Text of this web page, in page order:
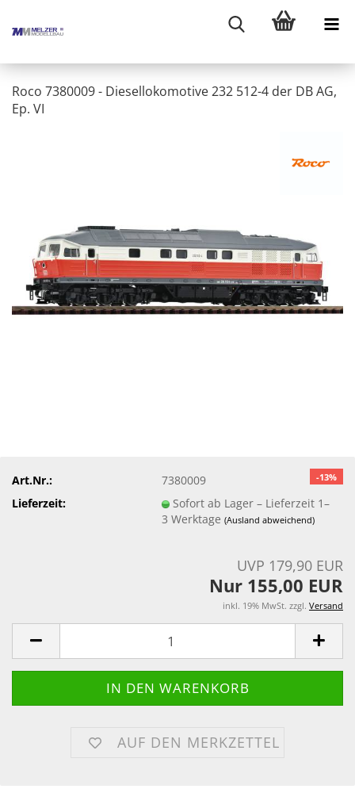
Roco 7380009 - Diesellokomotive 232 512-4 der DB AG,
Ep. VI
-13%
Art.Nr.:
7380009
Lieferzeit:
Sofort ab Lager – Lieferzeit 1–
3 Werktage(Ausland abweichend)
UVP 179,90 EUR
Nur 155,00 EUR
inkl. 19% MwSt. zzgl. Versand
AUF DEN MERKZETTEL